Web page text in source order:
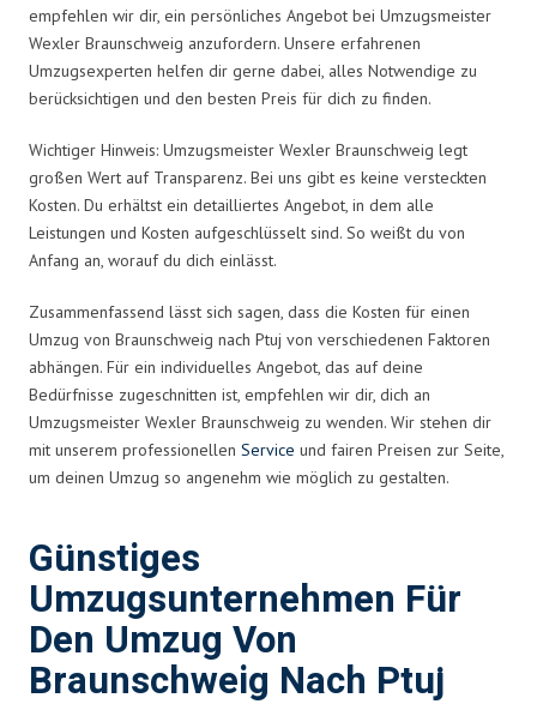
empfehlen wir dir, ein persönliches Angebot bei Umzugsmeister
Wexler Braunschweig anzufordern. Unsere erfahrenen
Umzugsexperten helfen dir gerne dabei, alles Notwendige zu
berücksichtigen und den besten Preis für dich zu finden.
Wichtiger Hinweis: Umzugsmeister Wexler Braunschweig legt
großen Wert auf Transparenz. Bei uns gibt es keine versteckten
Kosten. Du erhältst ein detailliertes Angebot, in dem alle
Leistungen und Kosten aufgeschlüsselt sind. So weißt du von
Anfang an, worauf du dich einlässt.
Zusammenfassend lässt sich sagen, dass die Kosten für einen
Umzug von Braunschweig nach Ptuj von verschiedenen Faktoren
abhängen. Für ein individuelles Angebot, das auf deine
Bedürfnisse zugeschnitten ist, empfehlen wir dir, dich an
Umzugsmeister Wexler Braunschweig zu wenden. Wir stehen dir
mit unserem professionellen Service und fairen Preisen zur Seite,
um deinen Umzug so angenehm wie möglich zu gestalten.
Günstiges
Umzugsunternehmen Für
Den Umzug Von
Braunschweig Nach Ptuj